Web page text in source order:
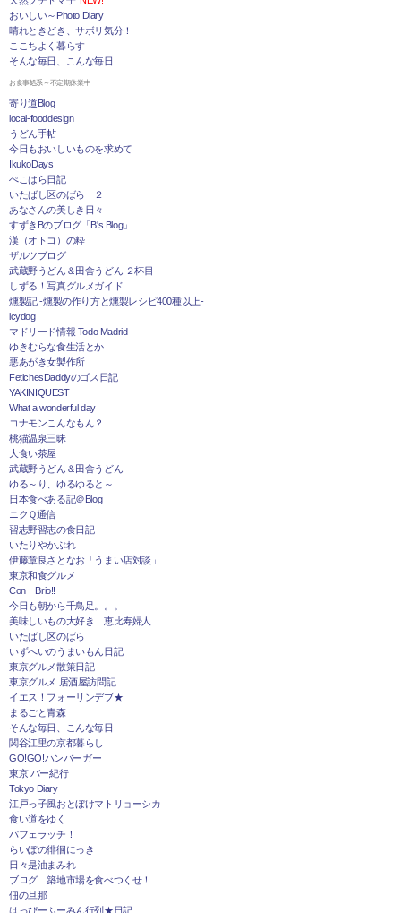
おいしい～Photo Diary
晴れときどき、サボリ気分！
ここちよく暮らす
そんな毎日、こんな毎日
お食事処系～不定期休業中
寄り道Blog
local-fooddesign
うどん手帖
今日もおいしいものを求めて
IkukoDays
ぺこはら日記
いたばし区のばら ２
あなさんの美しき日々
すずきBのブログ「B's Blog」
漢（オトコ）の粋
ザルツブログ
武蔵野うどん＆田舎うどん ２杯目
しずる！写真グルメガイド
燻製記 -燻製の作り方と燻製レシピ400種以上-
icydog
マドリード情報 Todo Madrid
ゆきむらな食生活とか
悪あがき女製作所
FetichesDaddyのゴス日記
YAKINIQUEST
What a wonderful day
コナモンこんなもん？
桃猫温泉三昧
大食い茶屋
武蔵野うどん＆田舎うどん
ゆる～り、ゆるゆると～
日本食べある記＠Blog
ニクＱ通信
習志野習志の食日記
いたりやかぶれ
伊藤章良さとなお「うまい店対談」
東京和食グルメ
Con Brio!!
今日も朝から千鳥足。。。
美味しいもの大好き 恵比寿婦人
いたばし区のばら
いずへいのうまいもん日記
東京グルメ散策日記
東京グルメ 居酒屋訪問記
イエス！フォーリンデブ★
まるごと青森
そんな毎日、こんな毎日
関谷江里の京都暮らし
GO!GO!ハンバーガー
東京 バー紀行
Tokyo Diary
江戸っ子風おとぼけマトリョーシカ
食い道をゆく
パフェラッチ！
らいぽの徘徊にっき
日々是油まみれ
ブログ 築地市場を食べつくせ！
佃の旦那
はっぴーふーみん行列★日記